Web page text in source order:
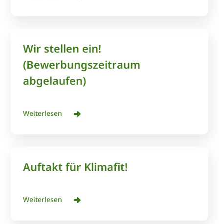
Wir stellen ein!
(Bewerbungszeitraum
abgelaufen)
Weiterlesen
Auftakt für Klimafit!
Weiterlesen